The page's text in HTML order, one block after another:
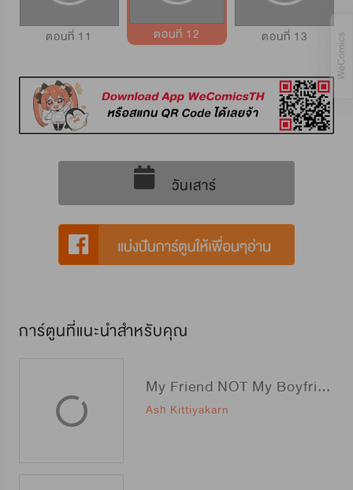
ตอนที่ 11 ตอนที่ 12 ตอนที่ 13
วันเสาร์
การ์ตูนที่แนะนำสำหรับคุณ
My Friend NOT My Boyfriend
Ash Kittiyakarn